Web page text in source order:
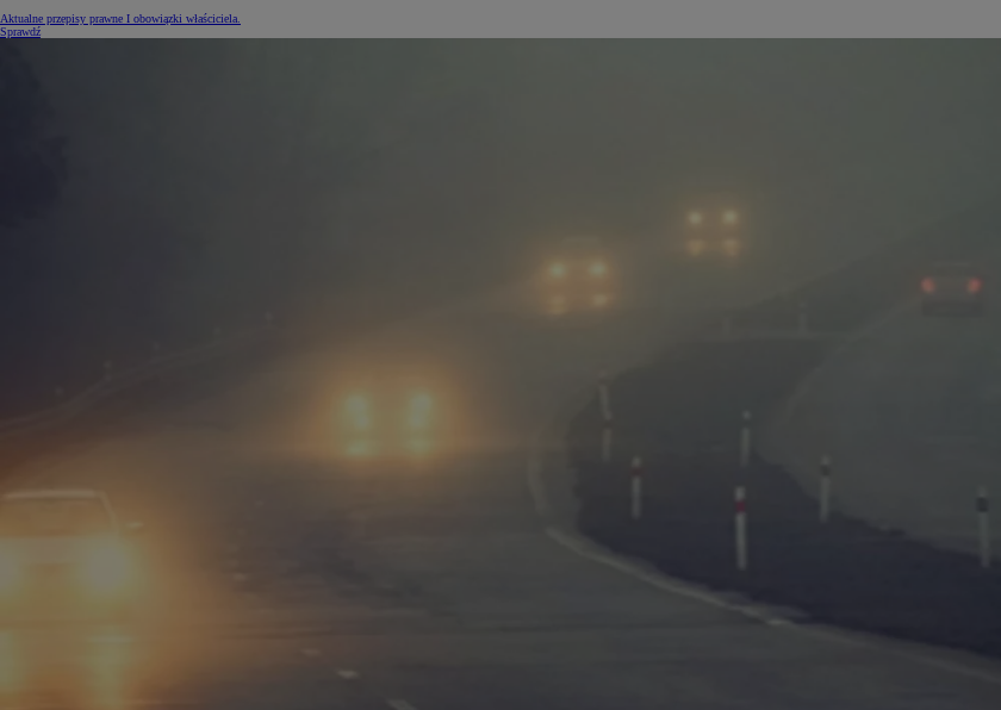
Aktualne przepisy prawne I obowiązki właściciela.
Sprawdź